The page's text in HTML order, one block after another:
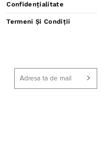
Confidențialitate
Termeni Și Condiții